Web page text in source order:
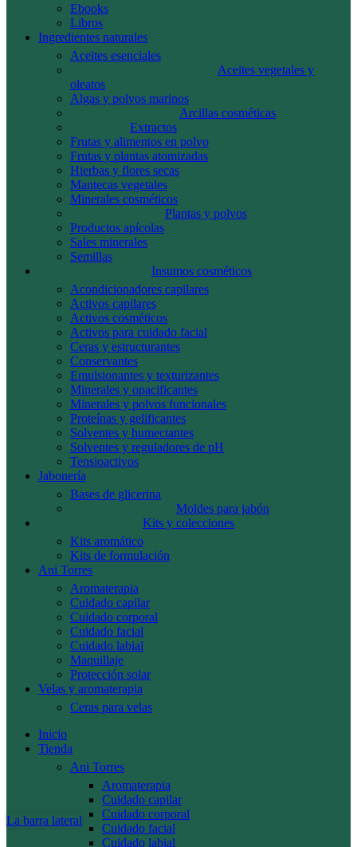
Ebooks
Libros
Ingredientes naturales
Aceites esenciales
Aceites vegetales y
oleatos
Algas y polvos marinos
Arcillas cosméticas
Extractos
Frutas y alimentos en polvo
Frutas y plantas atomizadas
Hierbas y flores secas
Mantecas vegetales
Minerales cosméticos
Plantas y polvos
Productos apícolas
Sales minerales
Semillas
Insumos cosméticos
Acondicionadores capilares
Activos capilares
Activos cosméticos
Activos para cuidado facial
Ceras y estructurantes
Conservantes
Emulsionantes y texturizantes
Minerales y opacificantes
Minerales y polvos funcionales
Proteínas y gelificantes
Solventes y humectantes
Solventes y reguladores de pH
Tensioactivos
Jabonería
Bases de glicerina
Moldes para jabón
Kits y colecciones
Kits aromático
Kits de formulación
Ani Torres
Aromaterapia
Cuidado capilar
Cuidado corporal
Cuidado facial
Cuidado labial
Maquillaje
Protección solar
Velas y aromaterapia
Ceras para velas
Inicio
Tienda
Ani Torres
Aromaterapia
Cuidado capilar
Cuidado corporal
Cuidado facial
Cuidado labial
La barra lateral